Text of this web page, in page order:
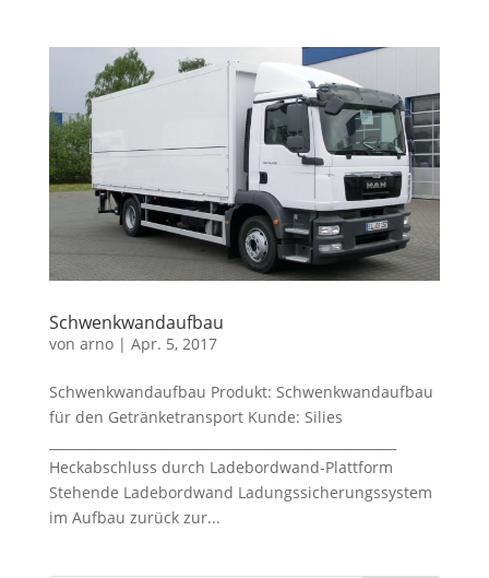
Schwenkwandaufbau
von arno| Apr. 5, 2017
Schwenkwandaufbau Produkt: Schwenkwandaufbau
für den Getränketransport Kunde: Silies
Heckabschluss durch Ladebordwand-Plattform
Stehende Ladebordwand Ladungssicherungssystem
im Aufbau zurück zur...